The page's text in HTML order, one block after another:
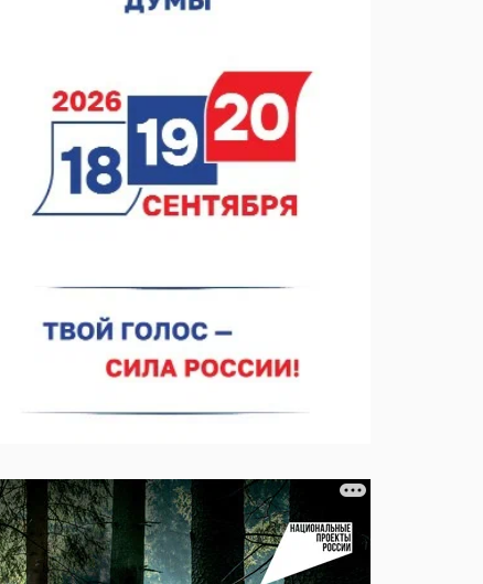
07.08.2026 13:15
спортобъектов выросла на 28%
07.08.2026 12:15
В Нижнем Новгороде прошло совещание
Росгвардии
07.08.2026 12:04